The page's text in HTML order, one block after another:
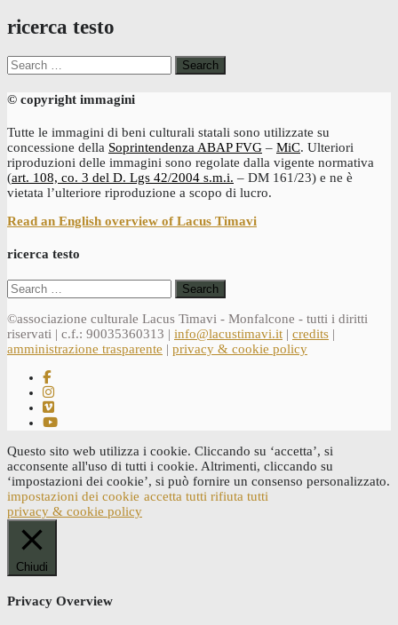
ricerca testo
Search
for:
© copyright immagini
Tutte le immagini di beni culturali statali sono utilizzate su
concessione della Soprintendenza ABAP FVG – MiC. Ulteriori
riproduzioni delle immagini sono regolate dalla vigente normativa
(art. 108, co. 3 del D. Lgs 42/2004 s.m.i. – DM 161/23) e ne è
vietata l’ulteriore riproduzione a scopo di lucro.
Read an English overview of Lacus Timavi
ricerca testo
Search
for:
©associazione culturale Lacus Timavi - Monfalcone - tutti i diritti
riservati | c.f.: 90035360313 | info@lacustimavi.it | credits |
amministrazione trasparente | privacy & cookie policy
Questo sito web utilizza i cookie. Cliccando su ‘accetta’, si
acconsente all'uso di tutti i cookie. Altrimenti, cliccando su
‘impostazioni dei cookie’, si può fornire un consenso personalizzato.
impostazioni dei cookie accetta tutti rifiuta tutti
privacy & cookie policy
Chiudi
Privacy Overview